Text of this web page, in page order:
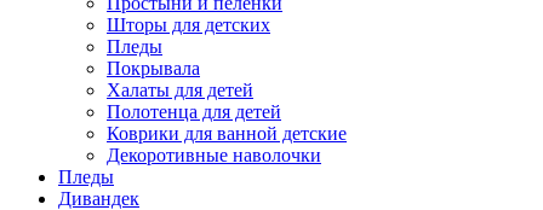
Шторы для детских
Пледы
Покрывала
Халаты для детей
Полотенца для детей
Коврики для ванной детские
Декоротивные наволочки
Пледы
Дивандек